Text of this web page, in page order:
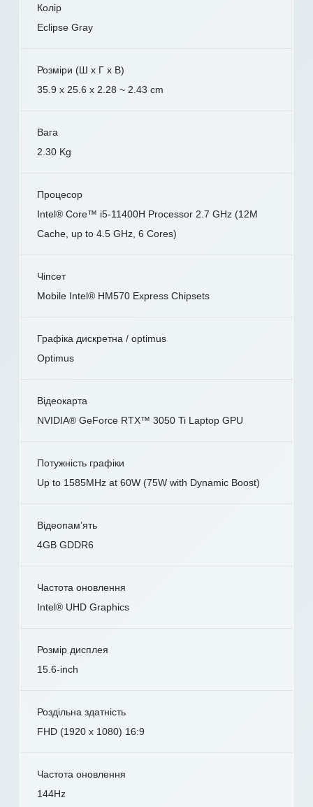
Колір
Eclipse Gray
Розміри (Ш x Г x В)
35.9 x 25.6 x 2.28 ~ 2.43 cm
Вага
2.30 Kg
Процесор
Intel® Core™ i5-11400H Processor 2.7 GHz (12M
Cache, up to 4.5 GHz, 6 Cores)
Чіпсет
Mobile Intel® HM570 Express Chipsets
Графіка дискретна / optimus
Optimus
Відеокарта
NVIDIA® GeForce RTX™ 3050 Ti Laptop GPU
Потужність графіки
Up to 1585MHz at 60W (75W with Dynamic Boost)
Відеопам’ять
4GB GDDR6
Частота оновлення
Intel® UHD Graphics
Розмір дисплея
15.6-inch
Роздільна здатність
FHD (1920 x 1080) 16:9
Частота оновлення
144Hz